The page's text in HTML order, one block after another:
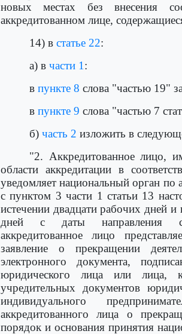
новых местах без внесения
аккредитованном лице,
14) в статье 22:
а) в части 1 :
в пункте 8 слова "частью 19"
в пункте 9 слова "частью 7
б) часть 2 изложить в
"2. Аккредитованное лицо,
области аккредитации в
уведомляет национальный орган по
с пунктом 3 части 1 статьи 13
истечении двадцати рабочих дней
дней с даты направления
аккредитованное лицо
заявление о прекращении
электронного документа,
юридического лица или лица,
учредительных документов
индивидуального
аккредитованного лица о
порядок и основания принятия